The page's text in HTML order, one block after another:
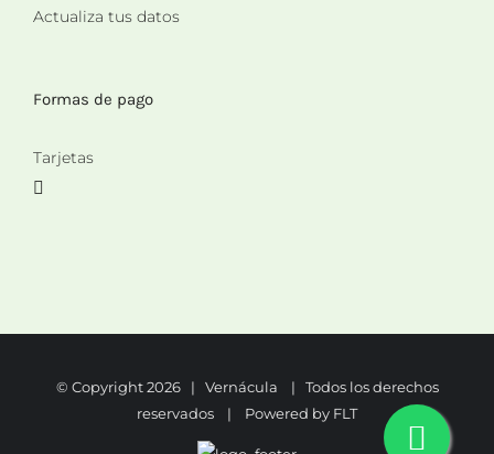
Actualiza tus datos
Formas de pago
Tarjetas
© Copyright2026 | Vernácula | Todos los derechos
reservados | Powered by FLT